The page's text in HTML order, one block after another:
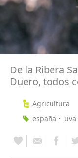
De la Ribera
Duero, todos
Agricultura
españa
uva